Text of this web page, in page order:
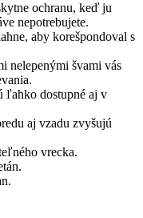
ochranu, keď ju
nepotrebujete.
aby korešpondoval s
nelepenými švami vás
ľahko dostupné aj v
aj vzadu zvyšujú
vrecka.